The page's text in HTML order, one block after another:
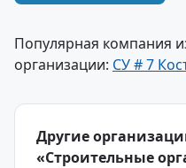
Популярная компания
организации: СУ # 7
Другие
«Строительные